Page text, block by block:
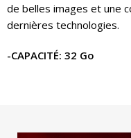
de belles images et une
dernières technologies.
-CAPACITÉ: 32 Go